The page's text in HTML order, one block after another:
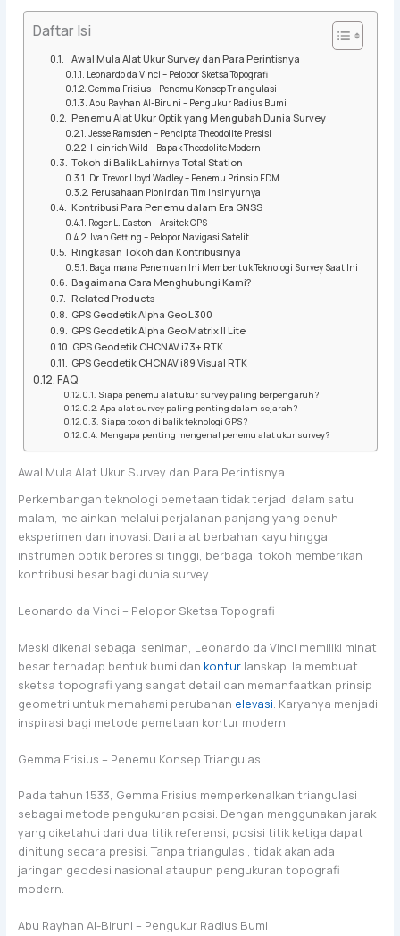
Daftar Isi
Awal Mula Alat Ukur Survey dan Para Perintisnya
Leonardo da Vinci – Pelopor Sketsa Topografi
Gemma Frisius – Penemu Konsep Triangulasi
Abu Rayhan Al-Biruni – Pengukur Radius Bumi
Penemu Alat Ukur Optik yang Mengubah Dunia Survey
Jesse Ramsden – Pencipta Theodolite Presisi
Heinrich Wild – Bapak Theodolite Modern
Tokoh di Balik Lahirnya Total Station
Dr. Trevor Lloyd Wadley – Penemu Prinsip EDM
Perusahaan Pionir dan Tim Insinyurnya
Kontribusi Para Penemu dalam Era GNSS
Roger L. Easton – Arsitek GPS
Ivan Getting – Pelopor Navigasi Satelit
Ringkasan Tokoh dan Kontribusinya
Bagaimana Penemuan Ini Membentuk Teknologi Survey Saat Ini
Bagaimana Cara Menghubungi Kami?
Related Products
GPS Geodetik Alpha Geo L300
GPS Geodetik Alpha Geo Matrix II Lite
GPS Geodetik CHCNAV i73+ RTK
GPS Geodetik CHCNAV i89 Visual RTK
FAQ
Siapa penemu alat ukur survey paling berpengaruh?
Apa alat survey paling penting dalam sejarah?
Siapa tokoh di balik teknologi GPS?
Mengapa penting mengenal penemu alat ukur survey?
Awal Mula Alat Ukur Survey dan Para Perintisnya
Perkembangan teknologi pemetaan tidak terjadi dalam satu
malam, melainkan melalui perjalanan panjang yang penuh
eksperimen dan inovasi. Dari alat berbahan kayu hingga
instrumen optik berpresisi tinggi, berbagai tokoh memberikan
kontribusi besar bagi dunia survey.
Leonardo da Vinci – Pelopor Sketsa Topografi
Meski dikenal sebagai seniman, Leonardo da Vinci memiliki minat
besar terhadap bentuk bumi dan konturlanskap. Ia membuat
sketsa topografi yang sangat detail dan memanfaatkan prinsip
geometri untuk memahami perubahan elevasi . Karyanya menjadi
inspirasi bagi metode pemetaan kontur modern.
Gemma Frisius – Penemu Konsep Triangulasi
Pada tahun 1533, Gemma Frisius memperkenalkan triangulasi
sebagai metode pengukuran posisi. Dengan menggunakan jarak
yang diketahui dari dua titik referensi, posisi titik ketiga dapat
dihitung secara presisi. Tanpa triangulasi, tidak akan ada
jaringan geodesi nasional ataupun pengukuran topografi
modern.
Abu Rayhan Al-Biruni – Pengukur Radius Bumi